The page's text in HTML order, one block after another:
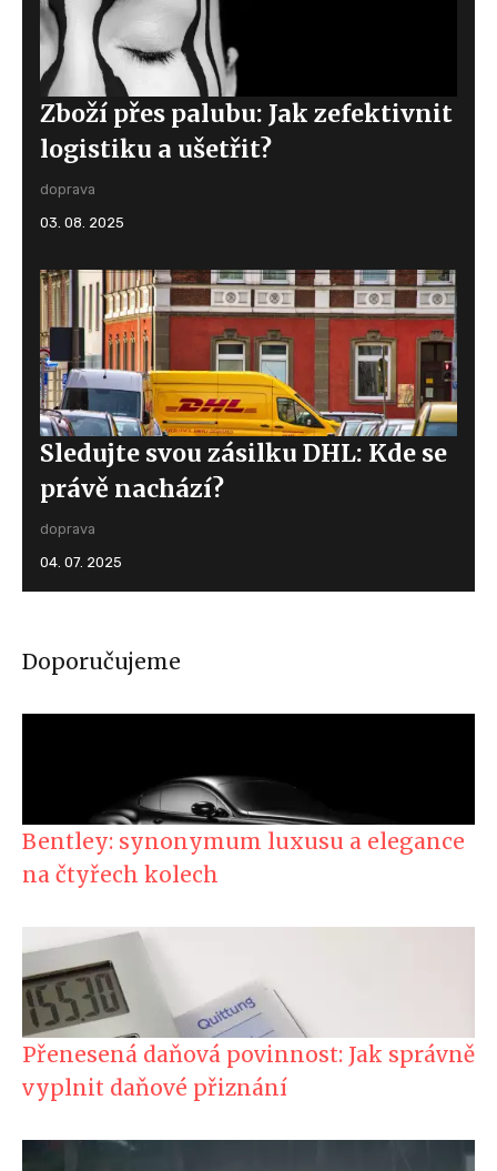
Zboží přes palubu: Jak zefektivnit
logistiku a ušetřit?
doprava
03. 08. 2025
Sledujte svou zásilku DHL: Kde se
právě nachází?
doprava
04. 07. 2025
Doporučujeme
Bentley: synonymum luxusu a elegance
na čtyřech kolech
Přenesená daňová povinnost: Jak správně
vyplnit daňové přiznání